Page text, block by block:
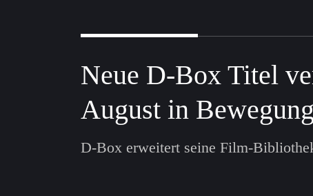
Neue D-Box Titel
August in Bewegung
D-Box erweitert seine Film-